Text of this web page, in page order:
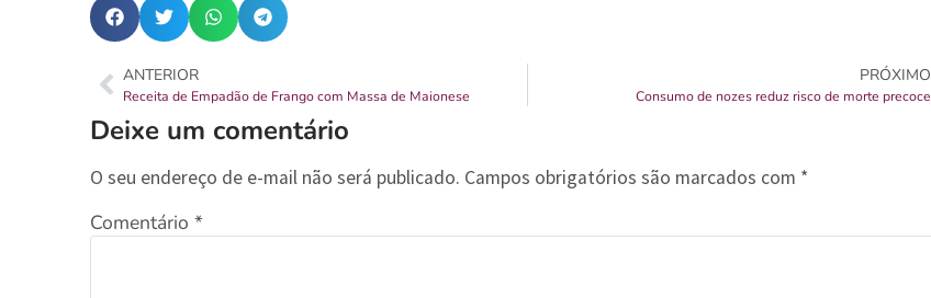
ANTERIOR
Receita de Empadão de Frango com Massa de Maionese
PRÓXIMO
Consumo de nozes reduz risco de morte precoce
Deixe um comentário
O seu endereço de e-mail não será publicado. Campos obrigatórios são marcados com *
Comentário *